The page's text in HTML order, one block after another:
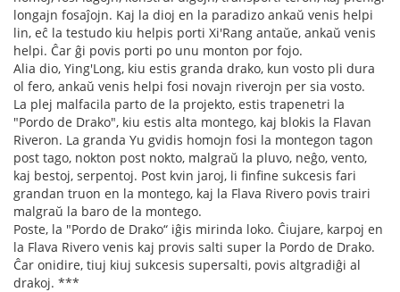
longajn fosaĵojn. Kaj la dioj en la paradizo ankaŭ venis helpi
lin, eĉ la testudo kiu helpis porti Xi'Rang antaŭe, ankaŭ venis
helpi. Ĉar ĝi povis porti po unu monton por fojo.
Alia dio, Ying'Long, kiu estis granda drako, kun vosto pli dura
ol fero, ankaŭ venis helpi fosi novajn riverojn per sia vosto.
La plej malfacila parto de la projekto, estis trapenetri la
"Pordo de Drako", kiu estis alta montego, kaj blokis la Flavan
Riveron. La granda Yu gvidis homojn fosi la montegon tagon
post tago, nokton post nokto, malgraŭ la pluvo, neĝo, vento,
kaj bestoj, serpentoj. Post kvin jaroj, li finfine sukcesis fari
grandan truon en la montego, kaj la Flava Rivero povis trairi
malgraŭ la baro de la montego.
Poste, la "Pordo de Drako“ iĝis mirinda loko. Ĉiujare, karpoj en
la Flava Rivero venis kaj provis salti super la Pordo de Drako.
Ĉar onidire, tiuj kiuj sukcesis supersalti, povis altgradiĝi al
drakoj. ***